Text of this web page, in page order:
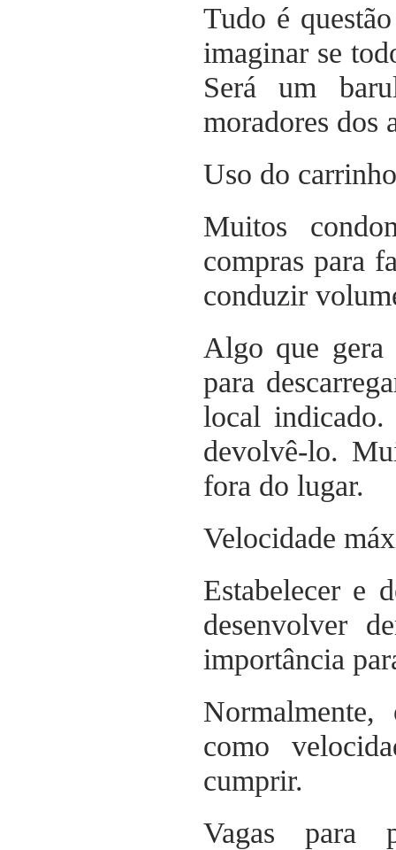
Tudo é
imaginar se
Será um
moradores dos
Uso do
Muitos
compras para
conduzir
Algo que gera
para
local indicado.
devolvê-lo.
fora do lugar.
Velocidade
Estabelecer e
desenvolver
importância
como
cumprir.
Vagas para